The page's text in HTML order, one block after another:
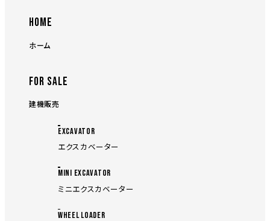
HOME
ホーム
FOR SALE
建機販売
EXCAVATOR
エクスカベーター
MINI EXCAVATOR
ミニエクスカベーター
WHEEL LOADER